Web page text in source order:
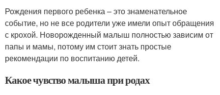
Рождения первого ребенка – это знаменательное
событие, но не все родители уже имели опыт обращения
с крохой. Новорожденный малыш полностью зависим от
папы и мамы, потому им стоит знать простые
рекомендации по воспитанию детей.
Какое чувство малыша при родах